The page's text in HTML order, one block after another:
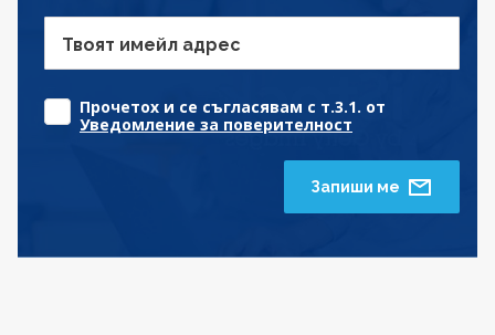
Твоят имейл адрес
Прочетох и се съгласявам с т.3.1. от
Уведомление за поверителност
Запиши ме